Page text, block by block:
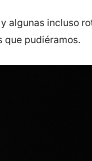
algunas incluso
que pudiéramos.